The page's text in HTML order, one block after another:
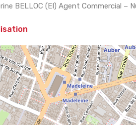
BELLOC (EI) Agent Commercial –